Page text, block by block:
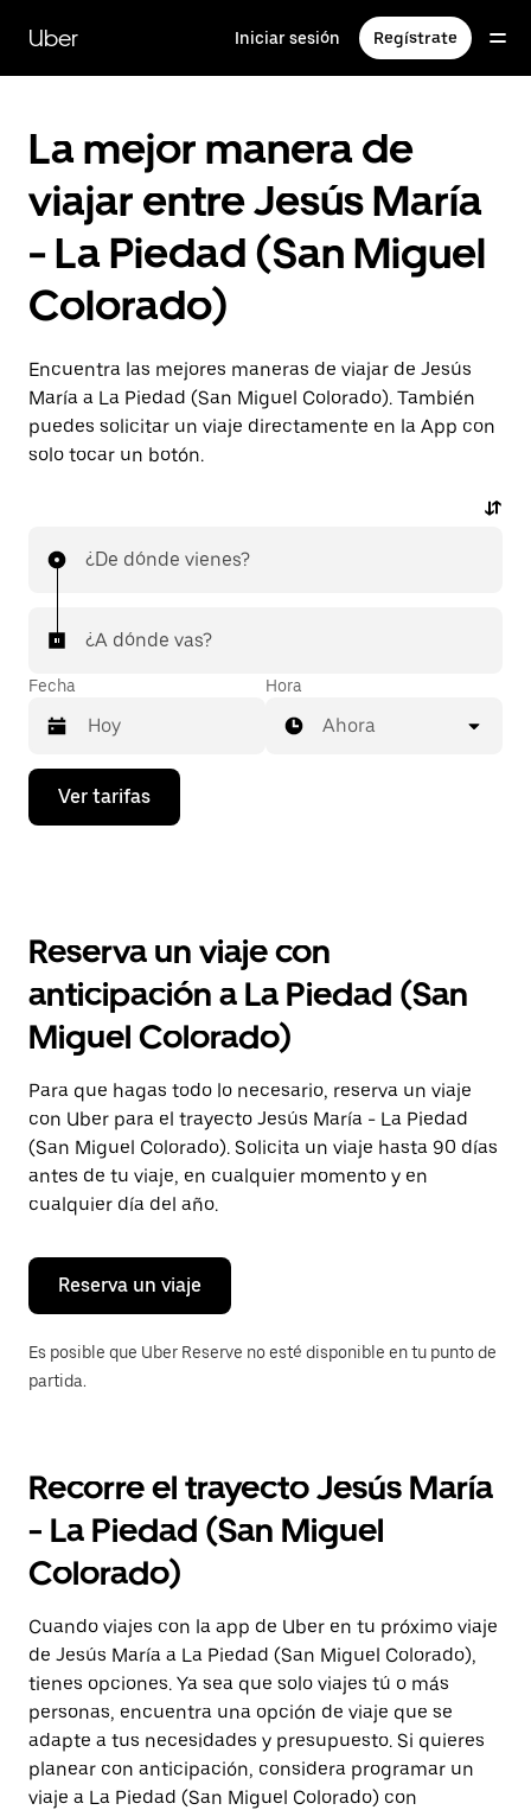
contenido
principal
Uber Iniciar sesión Regístrate
La mejor manera de
viajar entre Jesús María
- La Piedad (San Miguel
Colorado)
Encuentra las mejores maneras de viajar de Jesús
María a La Piedad (San Miguel Colorado). También
puedes solicitar un viaje directamente en la App con
solo tocar un botón.
¿De dónde vienes?
¿A dónde vas?
Fecha
Presiona
flecha
el
y
selecciona
una
fecha.
Presiona
la
tecla Esc
para
cerrar
el
calendario.
Hora
Ahora
Ver tarifas
Reserva un viaje con
anticipación a La Piedad (San
Miguel Colorado)
Para que hagas todo lo necesario, reserva un viaje
con Uber para el trayecto Jesús María - La Piedad
(San Miguel Colorado). Solicita un viaje hasta 90 días
antes de tu viaje, en cualquier momento y en
cualquier día del año.
Reserva un viaje
Es posible que Uber Reserve no esté disponible en tu punto de
partida.
Recorre el trayecto Jesús María
- La Piedad (San Miguel
Colorado)
Cuando viajes con la app de Uber en tu próximo viaje
de Jesús María a La Piedad (San Miguel Colorado),
tienes opciones. Ya sea que solo viajes tú o más
personas, encuentra una opción de viaje que se
adapte a tus necesidades y presupuesto. Si quieres
planear con anticipación, considera programar un
viaje a La Piedad (San Miguel Colorado) con